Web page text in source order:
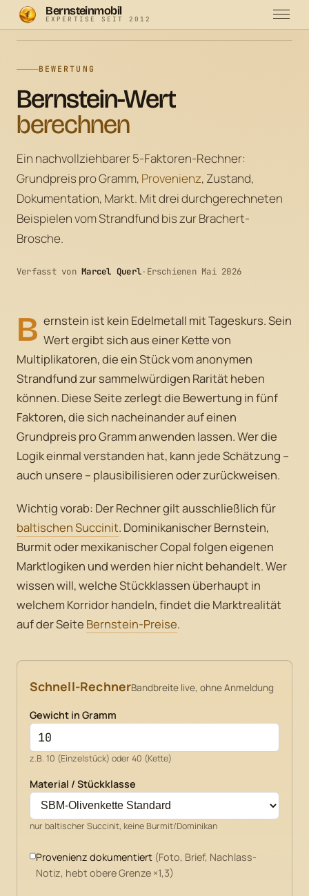
Bernsteinmobil
EXPERTISE SEIT 2012
Bernsteinmobil · Preise & Wert
BEWERTUNG
Bernstein-Wert
berechnen
Ein nachvollziehbarer 5-Faktoren-Rechner:
Grundpreis pro Gramm, Provenienz, Zustand,
Dokumentation, Markt. Mit drei durchgerechneten
Beispielen vom Strandfund bis zur Brachert-
Brosche.
Verfasst vonMarcel Querl· Erschienen Mai 2026
B ernstein ist kein Edelmetall mit Tageskurs. Sein
Wert ergibt sich aus einer Kette von
Multiplikatoren, die ein Stück vom anonymen
Strandfund zur sammelwürdigen Rarität heben
können. Diese Seite zerlegt die Bewertung in fünf
Faktoren, die sich nacheinander auf einen
Grundpreis pro Gramm anwenden lassen. Wer die
Logik einmal verstanden hat, kann jede Schätzung –
auch unsere – plausibilisieren oder zurückweisen.
Wichtig vorab: Der Rechner gilt ausschließlich für
baltischen Succinit. Dominikanischer Bernstein,
Burmit oder mexikanischer Copal folgen eigenen
Marktlogiken und werden hier nicht behandelt. Wer
wissen will, welche Stückklassen überhaupt in
welchem Korridor handeln, findet die Marktrealität
auf der Seite Bernstein-Preise.
Schnell-RechnerBandbreite live, ohne Anmeldung
Gewicht in Gramm
z.B. 10 (Einzelstück) oder 40 (Kette)
Material / Stückklasse
nur baltischer Succinit, keine Burmit/Dominikan
Provenienz dokumentiert (Foto, Brief, Nachlass-
Notiz, hebt obere Grenze ×1,3)